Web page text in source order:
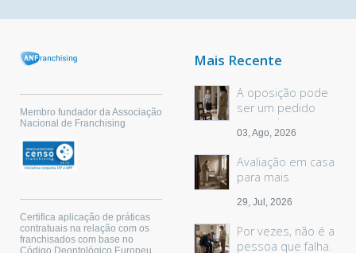
Membro fundador da Associação
Nacional de Franchising
Certifica aplicação de práticas
contratuais na relação com os
franchisados com base no
Código Deontológico Europeu.
Mais Recente
A oposição pode
ser um pedido
sem palavras
03, Ago, 2026
Avaliação em casa
para mais
29, Jul, 2026
Por vezes, não é a
pessoa que falha.